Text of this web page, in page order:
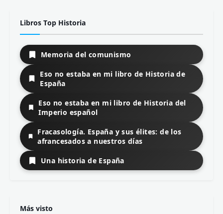
Libros Top Historia
Memoria del comunismo
Eso no estaba en mi libro de Historia de
España
Eso no estaba en mi libro de Historia del
Imperio español
Fracasología. España y sus élites: de los
afrancesados a nuestros días
Una historia de España
Más visto